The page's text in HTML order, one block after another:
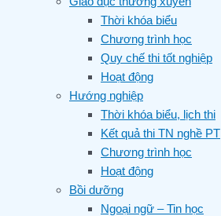
Thời khóa biểu
Chương trình học
Quy chế thi tốt nghiệp
Hoạt động
Hướng nghiệp
Thời khóa biểu, lịch thi
Kết quả thi TN nghề PT
Chương trình học
Hoạt động
Bồi dưỡng
Ngoại ngữ – Tin học